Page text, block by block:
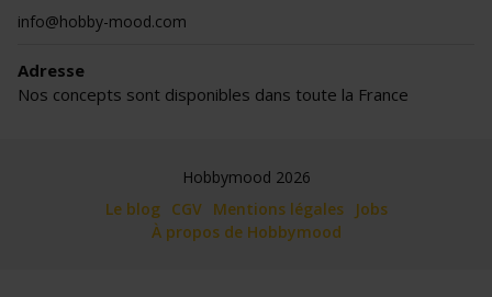
info@hobby-mood.com
Adresse
Nos concepts sont disponibles dans toute la France
Hobbymood 2026
Le blog
CGV Mentions légales
Jobs
À propos de Hobbymood